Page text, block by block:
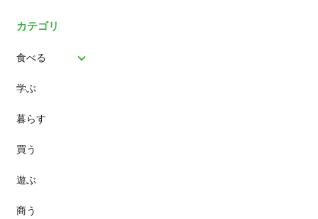
カテゴリ
食べる
パン
スイーツ
ランチ
カフェ
学ぶ
暮らす
買う
遊ぶ
商う